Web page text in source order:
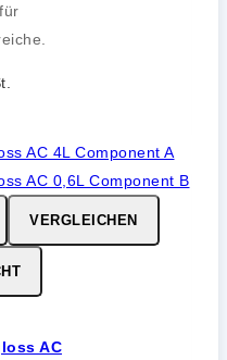
VERGLEICHEN
AC